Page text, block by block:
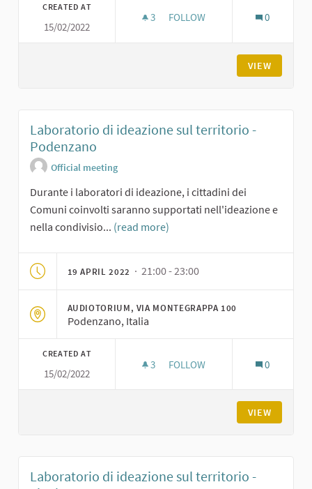
CREATED AT
15/02/2022
3 3 FOLLOWERS
FOLLOW 0
VIEW
Laboratorio di ideazione sul territorio -
Podenzano
Official meeting
Durante i laboratori di ideazione, i cittadini dei
Comuni coinvolti saranno supportati nell'ideazione e
nella condivisio... (read more)
19 APRIL 2022 · 21:00 - 23:00
AUDIOTORIUM, VIA MONTEGRAPPA 100
Podenzano, Italia
CREATED AT
15/02/2022
3 3 FOLLOWERS
FOLLOW 0
VIEW
Laboratorio di ideazione sul territorio -